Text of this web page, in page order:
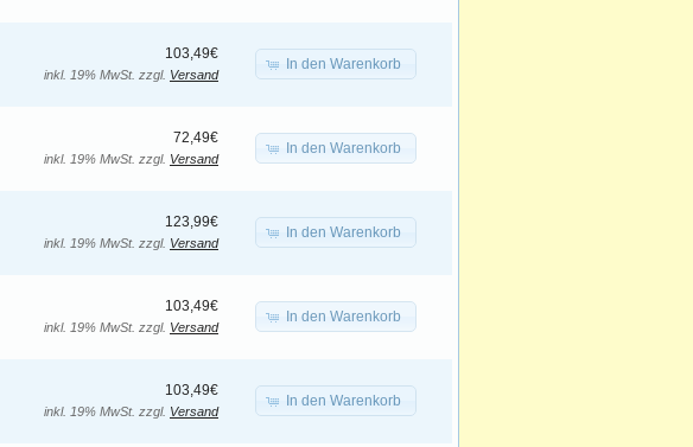
103,49€
inkl. 19% MwSt. zzgl. Versand
In den Warenkorb
72,49€
inkl. 19% MwSt. zzgl. Versand
In den Warenkorb
123,99€
inkl. 19% MwSt. zzgl. Versand
In den Warenkorb
103,49€
inkl. 19% MwSt. zzgl. Versand
In den Warenkorb
103,49€
inkl. 19% MwSt. zzgl. Versand
In den Warenkorb